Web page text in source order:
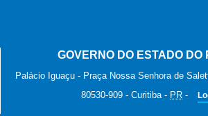
GOVERNO DO ESTADO DO
Palácio Iguaçu - Praça Nossa Senhora de
80530-909 - Curitiba- PR -